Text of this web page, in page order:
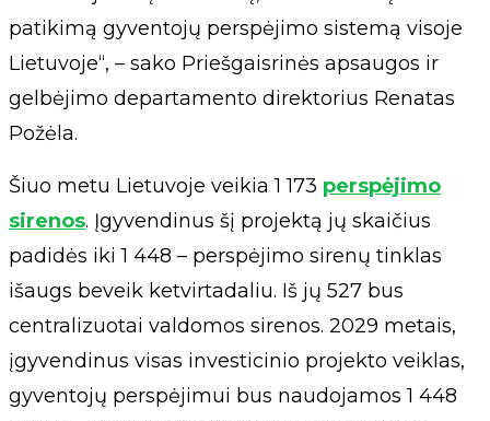
patikimą gyventojų perspėjimo sistemą visoje
Lietuvoje“, – sako Priešgaisrinės apsaugos ir
gelbėjimo departamento direktorius Renatas
Požėla.
Šiuo metu Lietuvoje veikia 1 173 perspėjimo
sirenos. Įgyvendinus šį projektą jų skaičius
padidės iki 1 448 – perspėjimo sirenų tinklas
išaugs beveik ketvirtadaliu. Iš jų 527 bus
centralizuotai valdomos sirenos. 2029 metais,
įgyvendinus visas investicinio projekto veiklas,
gyventojų perspėjimui bus naudojamos 1 448